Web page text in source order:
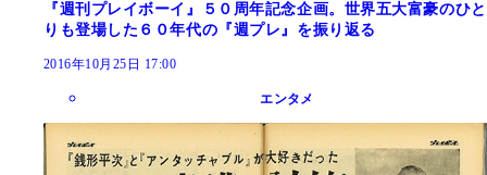
『週刊プレイボーイ』５０周年記念企画。世界五大富豪のひと
りも登場した６０年代の『週プレ』を振り返る
2016年10月25日 17:00
エンタメ